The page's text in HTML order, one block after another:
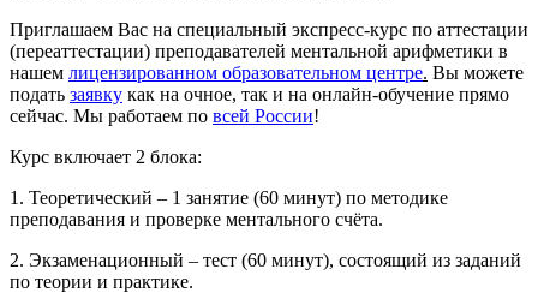
Приглашаем Вас на специальный экспресс-курс по аттестации
(переаттестации) преподавателей ментальной арифметики в
нашем лицензированном образовательном центре. Вы можете
подать заявку как на очное, так и на онлайн-обучение прямо
сейчас. Мы работаем по всей России!
Курс включает 2 блока:
1. Теоретический – 1 занятие (60 минут) по методике
преподавания и проверке ментального счёта.
2. Экзаменационный – тест (60 минут), состоящий из заданий
по теории и практике.